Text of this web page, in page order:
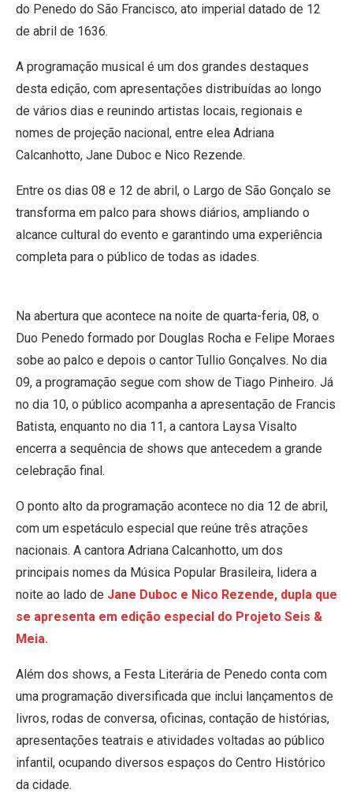
do Penedo do São Francisco, ato imperial datado de 12
de abril de 1636.
A programação musical é um dos grandes destaques
desta edição, com apresentações distribuídas ao longo
de vários dias e reunindo artistas locais, regionais e
nomes de projeção nacional, entre elea Adriana
Calcanhotto, Jane Duboc e Nico Rezende.
Entre os dias 08 e 12 de abril, o Largo de São Gonçalo se
transforma em palco para shows diários, ampliando o
alcance cultural do evento e garantindo uma experiência
completa para o público de todas as idades.
Na abertura que acontece na noite de quarta-feria, 08, o
Duo Penedo formado por Douglas Rocha e Felipe Moraes
sobe ao palco e depois o cantor Tullio Gonçalves. No dia
09, a programação segue com show de Tiago Pinheiro. Já
no dia 10, o público acompanha a apresentação de Francis
Batista, enquanto no dia 11, a cantora Laysa Visalto
encerra a sequência de shows que antecedem a grande
celebração final.
O ponto alto da programação acontece no dia 12 de abril,
com um espetáculo especial que reúne três atrações
nacionais. A cantora Adriana Calcanhotto, um dos
principais nomes da Música Popular Brasileira, lidera a
noite ao lado de Jane Duboc e Nico Rezende, dupla que
se apresenta em edição especial do Projeto Seis &
Meia.
Além dos shows, a Festa Literária de Penedo conta com
uma programação diversificada que inclui lançamentos de
livros, rodas de conversa, oficinas, contação de histórias,
apresentações teatrais e atividades voltadas ao público
infantil, ocupando diversos espaços do Centro Histórico
da cidade.